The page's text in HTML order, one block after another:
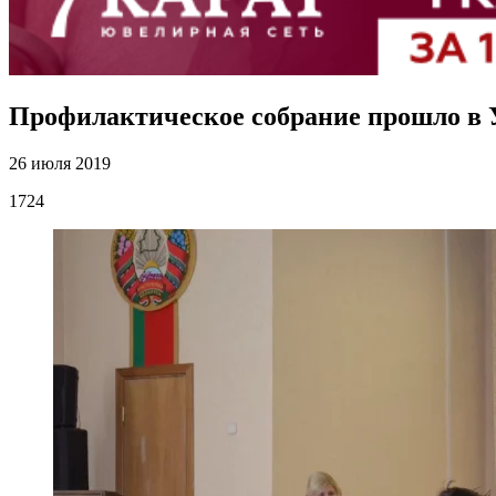
Профилактическое собрание прошло
26 июля 2019
1724